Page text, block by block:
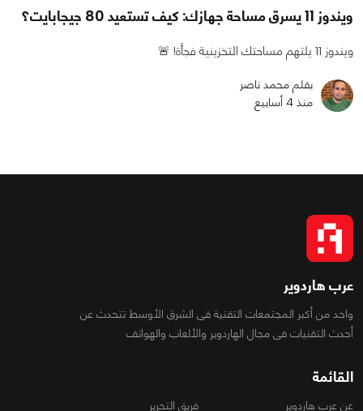
ويندوز 11 يسرق مساحة جهازك: كيف تستعيد 80 جيجابايت؟
ويندوز 11 يلتهم مساحتك التخزينية فجأة! 🚨
بقلم محمد ناصر
منذ 4 أسابيع
عرب هاردوير
واحد من أكبر المجتمعات التقنية فى الشرق الأوسط تتحدث عن
أحدث التقنيات فى مجال الهاردوير والألعاب والهواتف
القائمة
عن عرب هاردوير فريق التحرير